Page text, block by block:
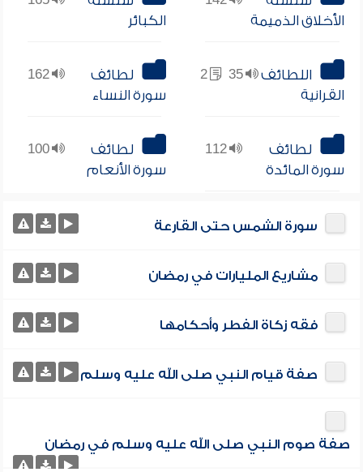
الأخلاق الذميمة
الكبائر
35
اللطائف
القرانية
162
لطائف
سورة النساء
112
لطائف
سورة المائدة
100
لطائف
سورة الأنعام
سورة الشمس حتى القارعة
مشاريع المليارات في رمضان
فقه زكاة الفطر وأحكامها
صفة قيام النبي صلى الله عليه وسلم
صفة صوم النبي صلى الله عليه وسلم في رمضان